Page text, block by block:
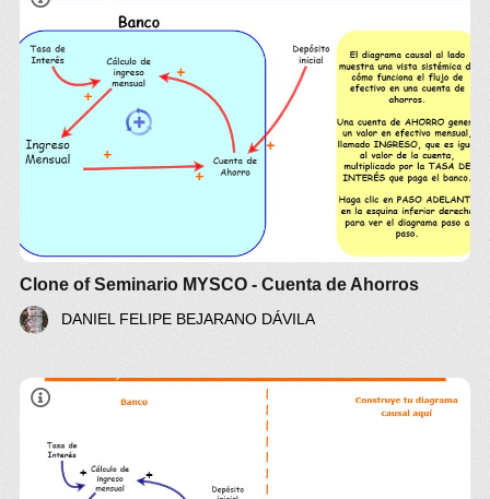
Clone of Seminario MYSCO - Cuenta de Ahorros
DANIEL FELIPE BEJARANO DÁVILA